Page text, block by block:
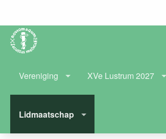
Vereniging XVe Lustrum 2027
Lidmaatschap